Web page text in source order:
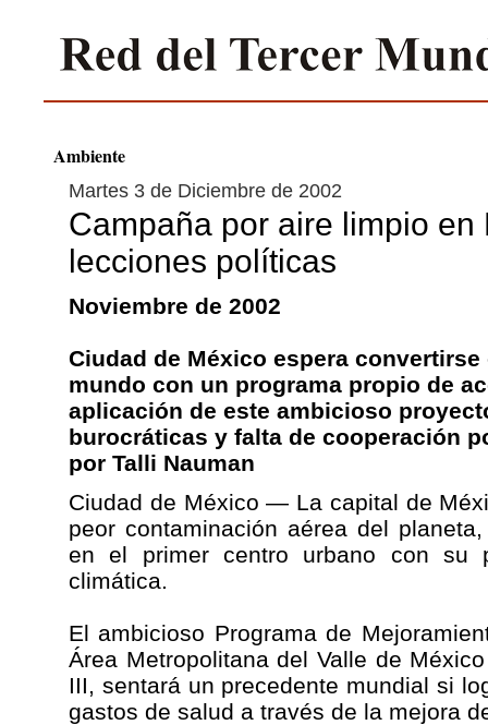
Ambiente
Martes 3 de Diciembre de 2002
Campaña por aire limpio en
lecciones políticas
Noviembre de 2002
Ciudad de México espera
mundo con un programa propio de
aplicación de este ambicioso
burocráticas y falta de cooperación
por Talli Nauman
Ciudad de México — La capital de
peor contaminación aérea del
en el primer centro urbano con su
climática.
El ambicioso Programa de
Área Metropolitana del Valle de
III, sentará un precedente mundial si
gastos de salud a través de la mejora